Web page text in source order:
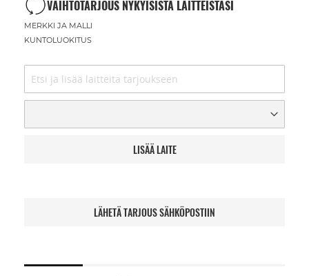
VAIHTOTARJOUS NYKYISISTÄ LAITTEISTASI
MERKKI JA MALLI
KUNTOLUOKITUS
LISÄÄ LAITE
LÄHETÄ TARJOUS SÄHKÖPOSTIIN